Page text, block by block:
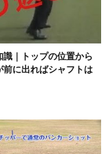
｜トップの位置から
前に出ればシャフトは